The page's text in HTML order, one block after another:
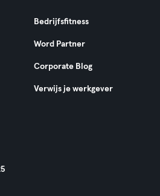
Bedrijfsfitness
Word Partner
Corporate Blog
Verwijs je werkgever